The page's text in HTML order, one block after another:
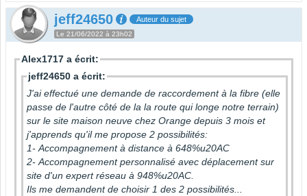
jeff24650 Auteur du sujet
Le 21/06/2022 à 23h02
Alex1717 a écrit:
jeff24650 a écrit:
J'ai effectué une demande de raccordement à la fibre (elle
passe de l'autre côté de la la route qui longe notre terrain)
sur le site maison neuve chez Orange depuis 3 mois et
j'apprends qu'il me propose 2 possibilités:
1- Accompagnement à distance à 648%u20AC
2- Accompagnement personnalisé avec déplacement sur
site d'un expert réseau à 948%u20AC.
Ils me demandent de choisir 1 des 2 possibilités...